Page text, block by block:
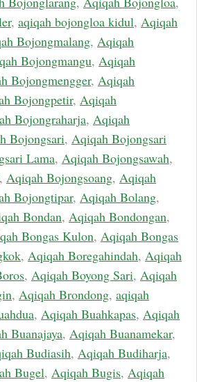
, aqiqah bojongloa kidul, Aqiqah
Bojongmalang, Aqiqah
Bojongmangu, Aqiqah
Bojongmengger, Aqiqah
Bojongpetir, Aqiqah
Bojongraharja, Aqiqah
Bojongsari, Aqiqah Bojongsari
Lama, Aqiqah Bojongsawah,
, Aqiqah Bojongsoang, Aqiqah
Bojongtipar, Aqiqah Bolang,
Bondan, Aqiqah Bondongan,
Bongas Kulon, Aqiqah Bongas
, Aqiqah Boregahindah, Aqiqah
, Aqiqah Boyong Sari, Aqiqah
, Aqiqah Brondong, aqiqah
, Aqiqah Buahkapas, Aqiqah
Buanajaya, Aqiqah Buanamekar,
Budiasih, Aqiqah Budiharja,
Bugel, Aqiqah Bugis, Aqiqah